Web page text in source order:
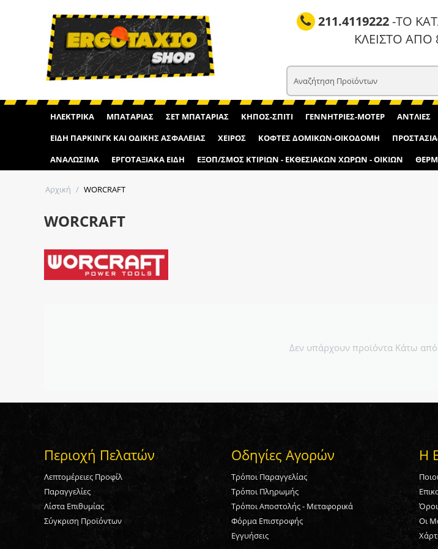
211.4119222-ΤΟ
ΚΛΕΙΣΤΟ ΑΠΟ
ΗΛΕΚΤΡΙΚΑ ΜΠΑΤΑΡΙΑΣ ΣΕΤ ΜΠΑΤΑΡΙΑΣ ΚΗΠΟΣ-ΣΠΙΤΙ ΓΕΝΝΗΤΡΙΕΣ-ΜΟΤΕΡ ΑΝΤΛΙΕΣ
ΕΙΔΗ ΠΑΡΚΙΝΓΚ ΚΑΙ ΟΔΙΚΗΣ ΑΣΦΑΛΕΙΑΣ
ΧΕΙΡΟΣ ΚΟΦΤΕΣ ΔΟΜΙΚΩΝ-ΟΙΚΟΔΟΜΗ
ΑΝΑΛΩΣΙΜΑ
ΕΡΓΟΤΑΞΙΑΚΑ ΕΙΔΗ ΕΞΟΠ/ΣΜΟΣ ΚΤΙΡΙΩΝ - ΕΚΘΕΣΙΑΚΩΝ ΧΩΡΩΝ - ΟΙΚΙΩΝ
Αρχική / WORCRAFT
WORCRAFT
Δεν υπάρχουν προϊόντα Κάτω
Περιοχή Πελατών
Λεπτομέρειες Προφίλ
Παραγγελίες
Λίστα Επιθυμίας
Σύγκριση Προϊόντων
Οδηγίες Αγορών
Τρόποι Παραγγελίας
Τρόποι Πληρωμής
Τρόποι Αποστολής - Μεταφορικά
Φόρμα Επιστροφής
Εγγυήσεις
Η
Οι